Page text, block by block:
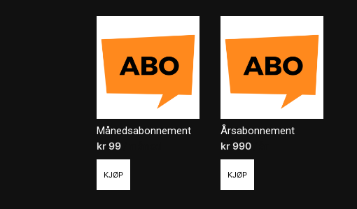
Månedsabonnement
kr99
KJØP
Årsabonnement
kr990
KJØP